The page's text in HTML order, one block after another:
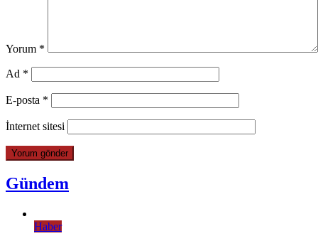
Yorum *
Ad *
E-posta *
İnternet sitesi
Gündem
Haber